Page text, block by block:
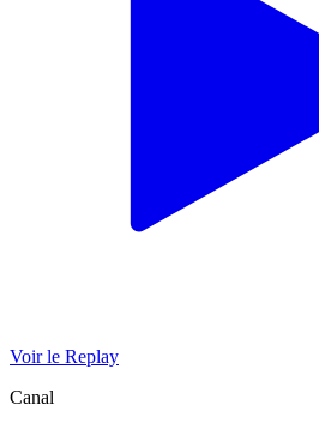
Voir le Replay
Canal